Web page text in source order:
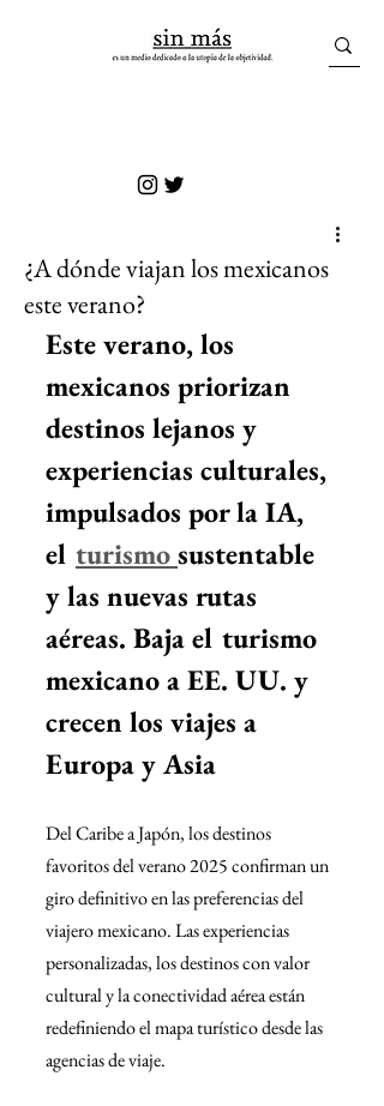
¿A dónde viajan los mexicanos
este verano?
Este verano, los
mexicanos priorizan
destinos lejanos y
experiencias culturales,
impulsados por la IA,
el turismo sustentable
y las nuevas rutas
aéreas. Baja el turismo
mexicano a EE. UU. y
crecen los viajes a
Europa y Asia
Del Caribe a Japón, los destinos
favoritos del verano 2025 confirman un
giro definitivo en las preferencias del
viajero mexicano. Las experiencias
personalizadas, los destinos con valor
cultural y la conectividad aérea están
redefiniendo el mapa turístico desde las
agencias de viaje.